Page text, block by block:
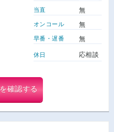
当直 無
オンコール 無
早番・遅番 無
休日 応相談
確認する